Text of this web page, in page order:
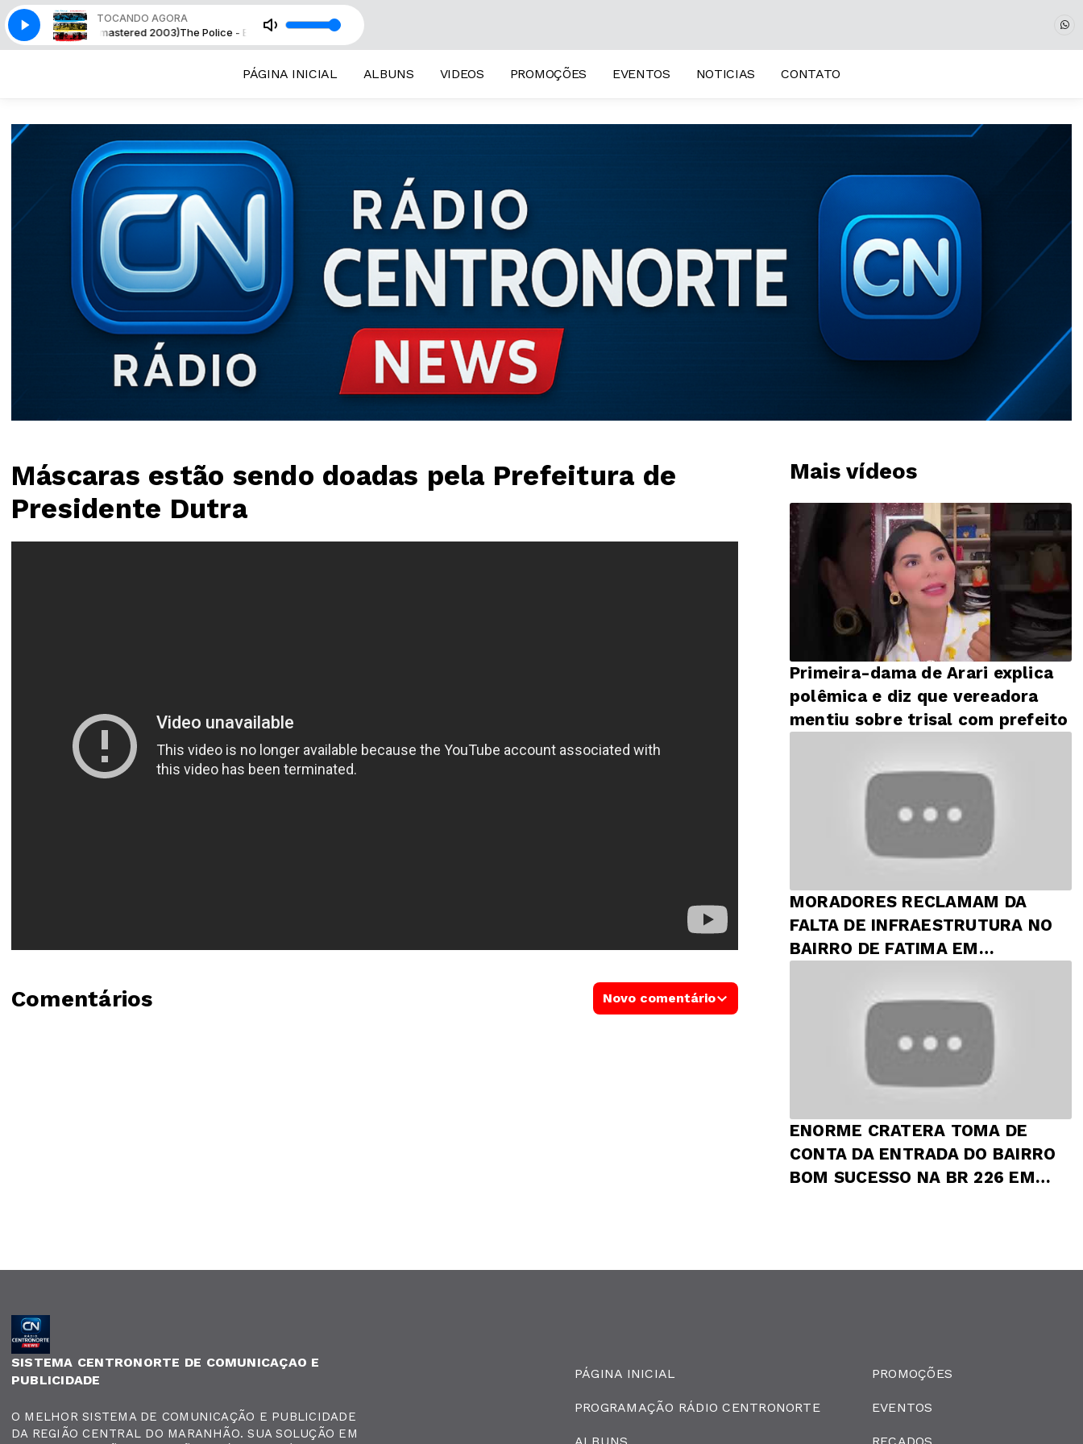
TOCANDO AGORA
Take (Remastered 2003)The Police - Every Breath You Take (Remastered 2003)
PÁGINA INICIAL ALBUNS VIDEOS PROMOÇÕES EVENTOS NOTICIAS CONTATO
Máscaras estão sendo doadas pela Prefeitura de
Presidente Dutra
Mais vídeos
Primeira-dama de Arari explica
polêmica e diz que vereadora
mentiu sobre trisal com prefeito
MORADORES RECLAMAM DA
FALTA DE INFRAESTRUTURA NO
BAIRRO DE FATIMA EM
ENORME CRATERA TOMA DE
CONTA DA ENTRADA DO BAIRRO
BOM SUCESSO NA BR 226 EM
Comentários Novo comentário
SISTEMA CENTRONORTE DE COMUNICAÇAO E
PUBLICIDADE
O MELHOR SISTEMA DE COMUNICAÇÃO E PUBLICIDADE
DA REGIÃO CENTRAL DO MARANHÃO. SUA SOLUÇÃO EM
PÁGINA INICIAL
PROGRAMAÇÃO RÁDIO CENTRONORTE
PROMOÇÕES
EVENTOS